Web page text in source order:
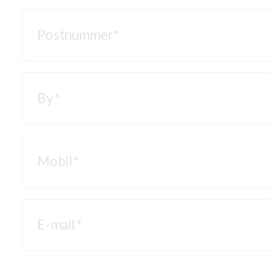
Postnummer
By
Mobil
E-mail